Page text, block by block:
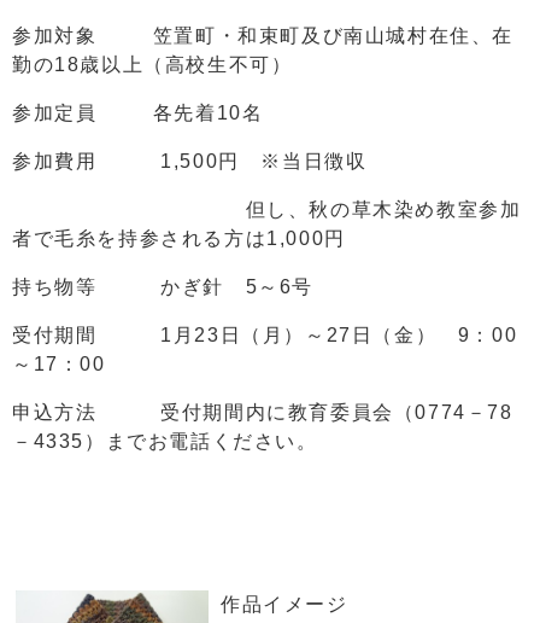
参加対象 笠置町・和束町及び南山城村在住、在
勤の18歳以上（高校生不可）
参加定員 各先着10名
参加費用 1,500円 ※当日徴収
但し、秋の草木染め教室参加
者で毛糸を持参される方は1,000円
持ち物等 かぎ針 5～6号
受付期間 1月23日（月）～27日（金） 9：00
～17：00
申込方法 受付期間内に教育委員会（0774－78
－4335）までお電話ください。
作品イメージ